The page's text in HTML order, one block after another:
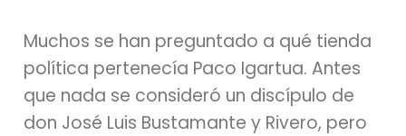
Muchos se han preguntado a qué tienda
política pertenecía Paco Igartua. Antes
que nada se consideró un discípulo de
don José Luis Bustamante y Rivero, pero